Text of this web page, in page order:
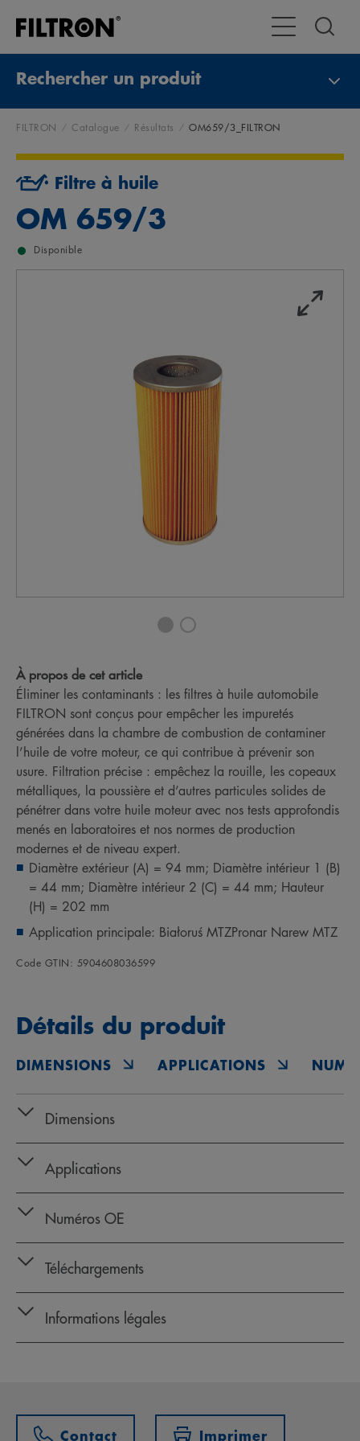
Toggle
Rechercher un produit
FILTRON Catalogue Résultats OM659/3_FILTRON
Filtre à huile
OM 659/3
Disponible
À propos de cet article
Éliminer les contaminants : les filtres à huile automobile
FILTRON sont conçus pour empêcher les impuretés
générées dans la chambre de combustion de contaminer
l’huile de votre moteur, ce qui contribue à prévenir son
usure. Filtration précise : empêchez la rouille, les copeaux
métalliques, la poussière et d’autres particules solides de
pénétrer dans votre huile moteur avec nos tests approfondis
menés en laboratoires et nos normes de production
modernes et de niveau expert.
Diamètre extérieur (A) = 94 mm; Diamètre intérieur 1 (B)
= 44 mm; Diamètre intérieur 2 (C) = 44 mm; Hauteur
(H) = 202 mm
Application principale: Białoruś MTZPronar Narew MTZ
Code GTIN: 5904608036599
Détails du produit
DIMENSIONS APPLICATIONS
Dimensions
Applications
Numéros OE
Téléchargements
Informations légales
Contact Imprimer